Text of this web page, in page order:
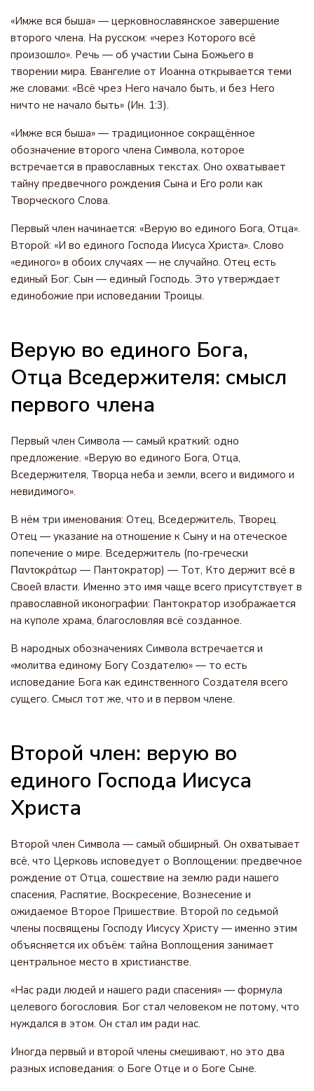
«Имже вся быша» — церковнославянское завершение
второго члена. На русском: «через Которого всё
произошло». Речь — об участии Сына Божьего в
творении мира. Евангелие от Иоанна открывается теми
же словами: «Всё чрез Него начало быть, и без Него
ничто не начало быть» (Ин. 1:3).
«Имже вся быша» — традиционное сокращённое
обозначение второго члена Символа, которое
встречается в православных текстах. Оно охватывает
тайну предвечного рождения Сына и Его роли как
Творческого Слова.
Первый член начинается: «Верую во единого Бога, Отца».
Второй: «И во единого Господа Иисуса Христа». Слово
«единого» в обоих случаях — не случайно. Отец есть
единый Бог. Сын — единый Господь. Это утверждает
единобожие при исповедании Троицы.
Верую во единого Бога,
Отца Вседержителя: смысл
первого члена
Первый член Символа — самый краткий: одно
предложение. «Верую во единого Бога, Отца,
Вседержителя, Творца неба и земли, всего и видимого и
невидимого».
В нём три именования: Отец, Вседержитель, Творец.
Отец — указание на отношение к Сыну и на отеческое
попечение о мире. Вседержитель (по-гречески
Παντοκράτωρ — Пантократор) — Тот, Кто держит всё в
Своей власти. Именно это имя чаще всего присутствует в
православной иконографии: Пантократор изображается
на куполе храма, благословляя всё созданное.
В народных обозначениях Символа встречается и
«молитва единому Богу Создателю» — то есть
исповедание Бога как единственного Создателя всего
сущего. Смысл тот же, что и в первом члене.
Второй член: верую во
единого Господа Иисуса
Христа
Второй член Символа — самый обширный. Он охватывает
всё, что Церковь исповедует о Воплощении: предвечное
рождение от Отца, сошествие на землю ради нашего
спасения, Распятие, Воскресение, Вознесение и
ожидаемое Второе Пришествие. Второй по седьмой
члены посвящены Господу Иисусу Христу — именно этим
объясняется их объём: тайна Воплощения занимает
центральное место в христианстве.
«Нас ради людей и нашего ради спасения» — формула
целевого богословия. Бог стал человеком не потому, что
нуждался в этом. Он стал им ради нас.
Иногда первый и второй члены смешивают, но это два
разных исповедания: о Боге Отце и о Боге Сыне.